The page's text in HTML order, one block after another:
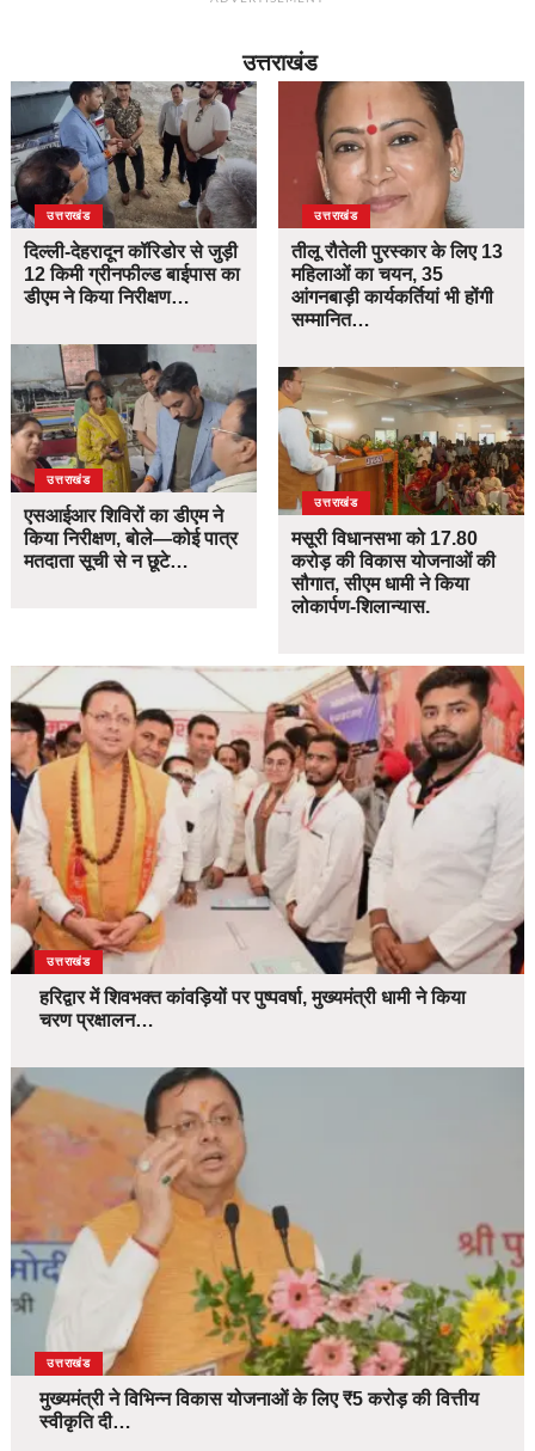
उत्तराखंड
उत्तराखंड
दिल्ली-देहरादून कॉरिडोर से जुड़ी
12 किमी ग्रीनफील्ड बाईपास का
डीएम ने किया निरीक्षण…
उत्तराखंड
एसआईआर शिविरों का डीएम ने
किया निरीक्षण, बोले—कोई पात्र
मतदाता सूची से न छूटे…
उत्तराखंड
तीलू रौतेली पुरस्कार के लिए 13
महिलाओं का चयन, 35
आंगनबाड़ी कार्यकर्तियां भी होंगी
सम्मानित…
उत्तराखंड
मसूरी विधानसभा को 17.80
करोड़ की विकास योजनाओं की
सौगात, सीएम धामी ने किया
लोकार्पण-शिलान्यास.
उत्तराखंड
हरिद्वार में शिवभक्त कांवड़ियों पर पुष्पवर्षा, मुख्यमंत्री धामी ने किया
चरण प्रक्षालन…
उत्तराखंड
मुख्यमंत्री ने विभिन्न विकास योजनाओं के लिए ₹5 करोड़ की वित्तीय
स्वीकृति दी…